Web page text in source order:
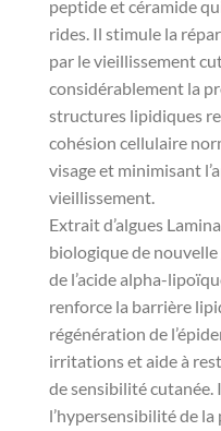
peptide et céramide
rides. Il stimule la
par le vieillissement
considérablement la
structures lipidiques
cohésion cellulaire
visage et minimisant
vieillissement.
Extrait d’algues
biologique de
de l’acide alpha-
renforce la barrière
régénération de
irritations et aide à
de sensibilité cutanée.
l’hypersensibilité de